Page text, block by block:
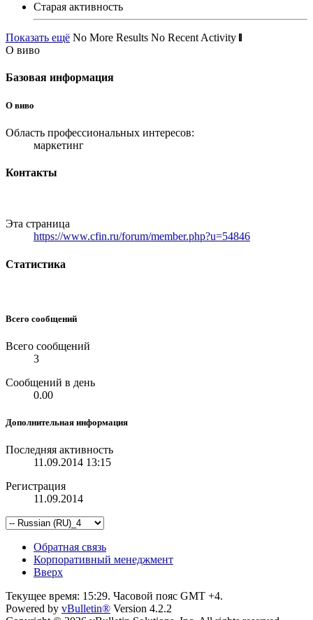
Старая активность
Показать ещё No More Results No Recent Activity
О виво
Базовая информация
О виво
Область профессиональных интересов:
маркетинг
Контакты
Эта страница
https://www.cfin.ru/forum/member.php?u=54846
Статистика
Всего сообщений
Всего сообщений
3
Сообщений в день
0.00
Дополнительная информация
Последняя активность
11.09.2014 13:15
Регистрация
11.09.2014
Обратная связь
Корпоративный менеджмент
Вверх
Текущее время: 15:29. Часовой пояс GMT +4.
Powered by vBulletin® Version 4.2.2